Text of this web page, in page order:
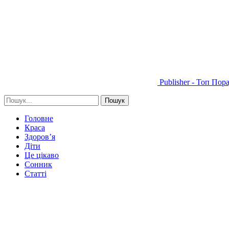
Publisher - Топ
Головне
Краса
Здоров’я
Діти
Це цікаво
Сонник
Статті